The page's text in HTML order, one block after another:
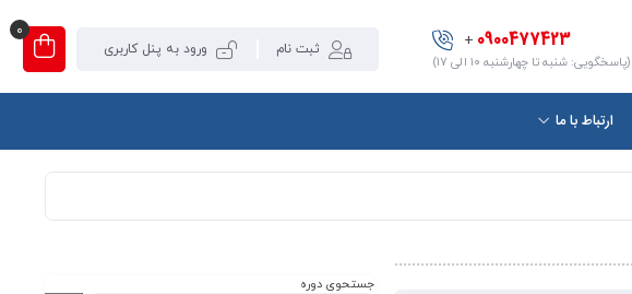
0900477423
+
(پاسخگویی: شنبه تا چهارشنبه ۱۰ الی ۱۷)
ثبت نام ورود به پنل کاربری
0
ارتباط با ما
جستحوی دوره